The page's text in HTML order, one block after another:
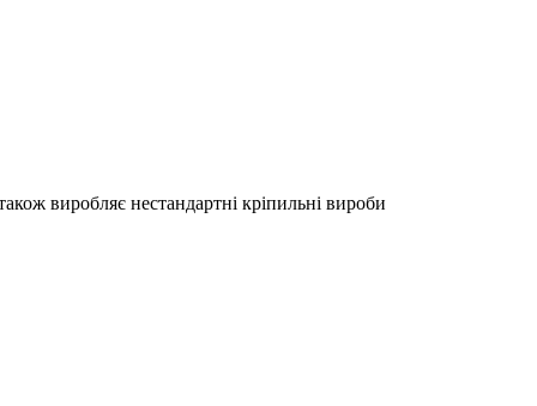
виробляє нестандартні кріпильні вироби